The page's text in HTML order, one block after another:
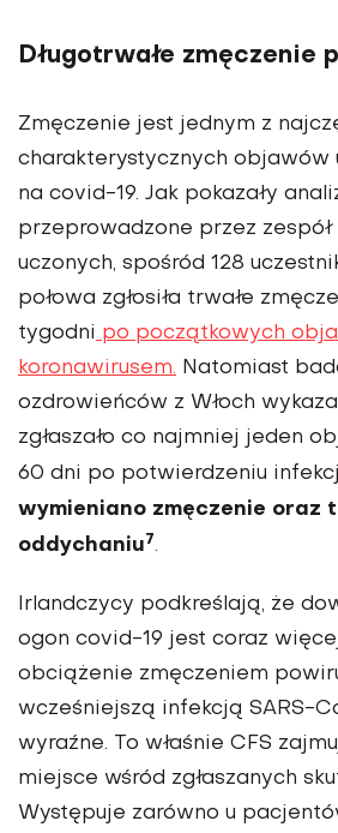
Długotrwałe zmęczenie
Zmęczenie jest jednym z
charakterystycznych objawów
na covid-19. Jak pokazały
przeprowadzone przez zespół
uczonych, spośród 128
połowa zgłosiła trwałe
tygodni po początkowych
koronawirusem. Natomiast
ozdrowieńców z Włoch
zgłaszało co najmniej jeden
60 dni po potwierdzeniu
wymieniano zmęczenie oraz
oddychaniu7.
Irlandczycy podkreślają, że
ogon covid-19 jest coraz
obciążenie zmęczeniem
wcześniejszą infekcją SARS-
wyraźne. To właśnie CFS
miejsce wśród zgłaszanych
Występuje zarówno u